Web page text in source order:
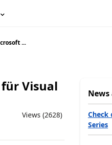
...
Visual
Views (2628)
Check
Series